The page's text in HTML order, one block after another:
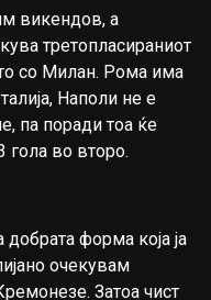
викендов, а
третопласираниот
со Милан. Рома има
Наполи не е
па поради тоа ќе
гола во второ.
форма која ја
очекувам
Затоа чист